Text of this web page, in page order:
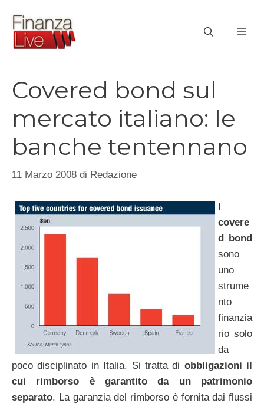
contenuto
Covered bond sul
mercato italiano: le
banche tentennano
11 Marzo 2008 di Redazione
covere
d bond
sono
uno
strume
nto
finanzia
rio solo
da
poco disciplinato in Italia. Si tratta di obbligazioni il
cui rimborso è garantito da un patrimonio
separato. La garanzia del rimborso è fornita dai flussi